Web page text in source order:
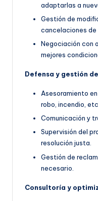
adaptarlas a
Gestión de
cancelaciones de
Negociación con
mejores
Defensa y gestión
Asesoramiento
robo, incendio,
Comunicación y
Supervisión del
resolución justa.
Gestión de
necesario.
Consultoría y